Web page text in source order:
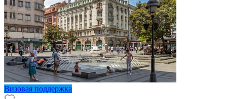
Визовая поддержка